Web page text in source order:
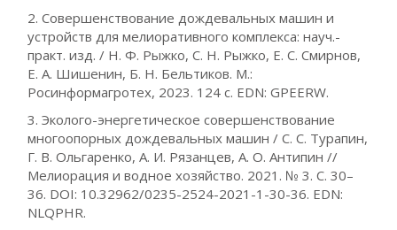
2. Совершенствование дождевальных машин и
устройств для мелиоративного комплекса: науч.-
практ. изд. / Н. Ф. Рыжко, С. Н. Рыжко, Е. С. Смирнов,
Е. А. Шишенин, Б. Н. Бельтиков. М.:
Росинформагротех, 2023. 124 с. EDN: GPEERW.
3. Эколого-энергетическое совершенствование
многоопорных дождевальных машин / С. С. Турапин,
Г. В. Ольгаренко, А. И. Рязанцев, А. О. Антипин //
Мелиорация и водное хозяйство. 2021. № 3. С. 30–
36. DOI: 10.32962/0235-2524-2021-1-30-36. EDN:
NLQPHR.